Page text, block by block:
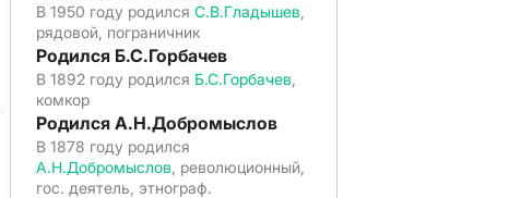
В 1950 году родился С.В.Гладышев
рядовой, пограничник
Родился Б.С.Горбачев
В 1892 году родился Б.С.Горбачев
комкор
Родился А.Н.Добромыслов
В 1878 году родился
А.Н.Добромыслов , революционный,
гос. деятель, этнограф.